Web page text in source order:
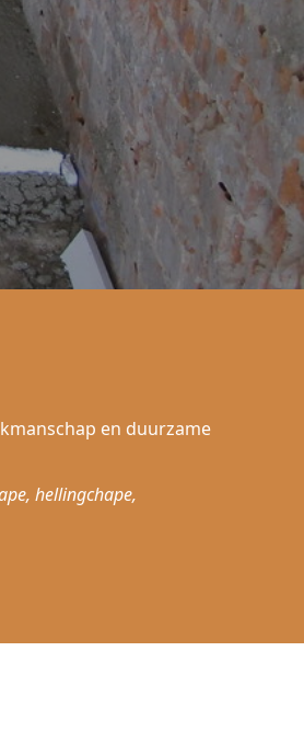
en duurzame
hellingchape,